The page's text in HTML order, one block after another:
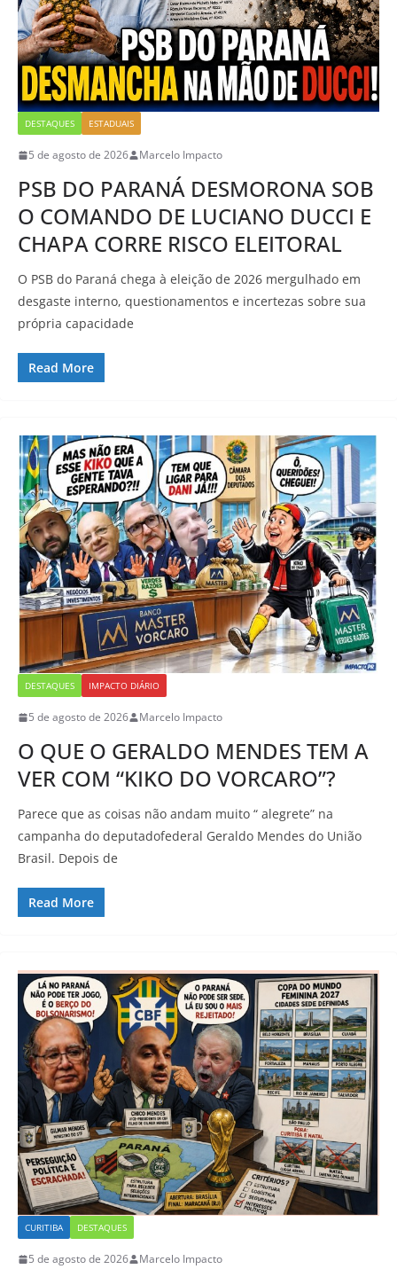
DESTAQUES ESTADUAIS
5 de agosto de 2026 Marcelo Impacto
PSB DO PARANÁ DESMORONA SOB
O COMANDO DE LUCIANO DUCCI E
CHAPA CORRE RISCO ELEITORAL
O PSB do Paraná chega à eleição de 2026 mergulhado em
desgaste interno, questionamentos e incertezas sobre sua
própria capacidade
Read More
DESTAQUES IMPACTO DIÁRIO
5 de agosto de 2026 Marcelo Impacto
O QUE O GERALDO MENDES TEM A
VER COM “KIKO DO VORCARO”?
Parece que as coisas não andam muito “ alegrete” na
campanha do deputadofederal Geraldo Mendes do União
Brasil. Depois de
Read More
CURITIBA DESTAQUES
5 de agosto de 2026 Marcelo Impacto